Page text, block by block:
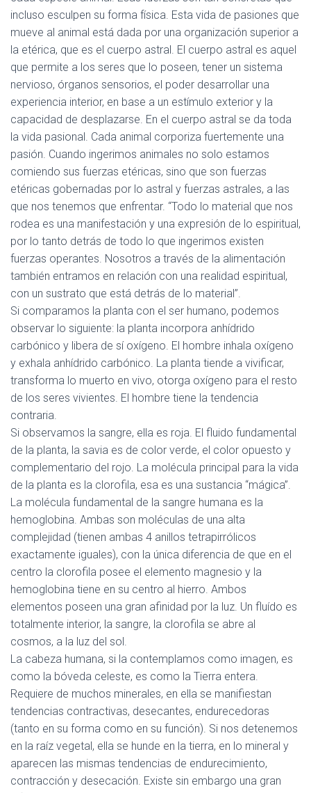
incluso esculpen su forma física. Esta vida de pasiones que
mueve al animal está dada por una organización superior a
la etérica, que es el cuerpo astral. El cuerpo astral es aquel
que permite a los seres que lo poseen, tener un sistema
nervioso, órganos sensorios, el poder desarrollar una
experiencia interior, en base a un estímulo exterior y la
capacidad de desplazarse. En el cuerpo astral se da toda
la vida pasional. Cada animal corporiza fuertemente una
pasión. Cuando ingerimos animales no solo estamos
comiendo sus fuerzas etéricas, sino que son fuerzas
etéricas gobernadas por lo astral y fuerzas astrales, a las
que nos tenemos que enfrentar. “Todo lo material que nos
rodea es una manifestación y una expresión de lo espiritual,
por lo tanto detrás de todo lo que ingerimos existen
fuerzas operantes. Nosotros a través de la alimentación
también entramos en relación con una realidad espiritual,
con un sustrato que está detrás de lo material”.
Si comparamos la planta con el ser humano, podemos
observar lo siguiente: la planta incorpora anhídrido
carbónico y libera de sí oxígeno. El hombre inhala oxígeno
y exhala anhídrido carbónico. La planta tiende a vivificar,
transforma lo muerto en vivo, otorga oxígeno para el resto
de los seres vivientes. El hombre tiene la tendencia
contraria.
Si observamos la sangre, ella es roja. El fluido fundamental
de la planta, la savia es de color verde, el color opuesto y
complementario del rojo. La molécula principal para la vida
de la planta es la clorofila, esa es una sustancia “mágica”.
La molécula fundamental de la sangre humana es la
hemoglobina. Ambas son moléculas de una alta
complejidad (tienen ambas 4 anillos tetrapirrólicos
exactamente iguales), con la única diferencia de que en el
centro la clorofila posee el elemento magnesio y la
hemoglobina tiene en su centro al hierro. Ambos
elementos poseen una gran afinidad por la luz. Un fluído es
totalmente interior, la sangre, la clorofila se abre al
cosmos, a la luz del sol.
La cabeza humana, si la contemplamos como imagen, es
como la bóveda celeste, es como la Tierra entera.
Requiere de muchos minerales, en ella se manifiestan
tendencias contractivas, desecantes, endurecedoras
(tanto en su forma como en su función). Si nos detenemos
en la raíz vegetal, ella se hunde en la tierra, en lo mineral y
aparecen las mismas tendencias de endurecimiento,
contracción y desecación. Existe sin embargo una gran